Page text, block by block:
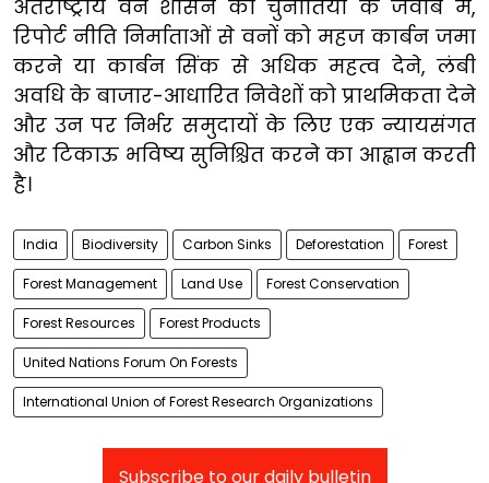
अंतर्राष्ट्रीय वन शासन की चुनौतियों के जवाब में,
रिपोर्ट नीति निर्माताओं से वनों को महज कार्बन जमा
करने या कार्बन सिंक से अधिक महत्व देने, लंबी
अवधि के बाजार-आधारित निवेशों को प्राथमिकता देने
और उन पर निर्भर समुदायों के लिए एक न्यायसंगत
और टिकाऊ भविष्य सुनिश्चित करने का आह्वान करती
है।
India Biodiversity Carbon Sinks Deforestation Forest
Forest Management Land Use Forest Conservation
Forest Resources Forest Products
United Nations Forum On Forests
International Union of Forest Research Organizations
Subscribe to our daily bulletin